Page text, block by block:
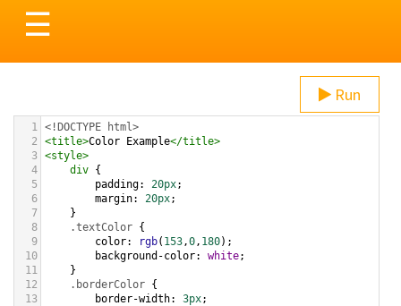
Toggle
navigation
☰
Run
1 <!DOCTYPE html>
2
<title>Color Example</title>
3 <style>
4
div {
5
padding: 20px;
6
margin: 20px;
7
}
8
.textColor {
9
color: rgb( 153,0, 180);
10
background-color: white;
11
}
12
.borderColor {
13
border-width: 3px;